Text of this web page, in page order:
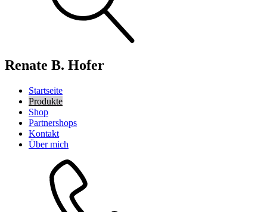
Renate B. Hofer
Startseite
Produkte
Shop
Partnershops
Kontakt
Über mich